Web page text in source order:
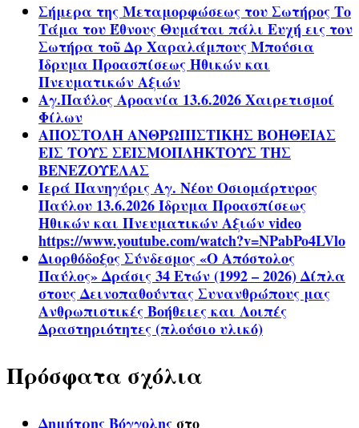
Σήμερα της Μεταμορφώσεως του Σωτήρος Το
Τάμα του Έθνους Θυμάται πάλι Ευχή εις τον
Σωτήρα τοῦ Δρ Χαραλάμπους Μπούσια
Ίδρυμα Προασπίσεως Ηθικών και
Πνευματικών Αξιών
Αγ.Παύλος Αροανία 13.6.2026 Χαιρετισμοί
Φίλων
ΑΠΟΣΤΟΛΗ ΑΝΘΡΩΠΙΣΤΙΚΗΣ ΒΟΗΘΕΙΑΣ
ΕΙΣ ΤΟΥΣ ΣΕΙΣΜΟΠΛΗΚΤΟΥΣ ΤΗΣ
ΒΕΝΕΖΟΥΕΛΑΣ
Ιερά Πανηγύρις Αγ. Νέου Οσιομάρτυρος
Παύλου 13.6.2026 Ίδρυμα Προασπίσεως
Ηθικών και Πνευματικών Αξιών video
https://www.youtube.com/watch?v=NPabPo4LVlo
Διορθόδοξος Σύνδεσμος «Ο Απόστολος
Παύλος» Δράσις 34 Ετών (1992 – 2026) Δίπλα
στους Δεινοπαθούντας Συνανθρώπους μας
Ανθρωπιστικές Βοήθειες και Λοιπές
Δραστηριότητες (πλούσιο υλικό)
Πρόσφατα σχόλια
Δημήτρης Βόγγοληςστο